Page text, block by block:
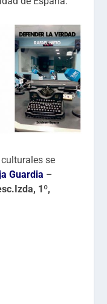
se
Guardia –
1º,